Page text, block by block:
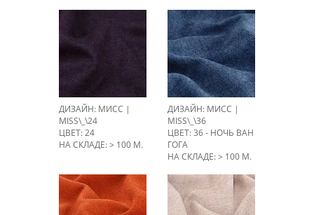
ДИЗАЙН: МИСС |
MISS\_\24
ЦВЕТ: 24
НА СКЛАДЕ: > 100 М.
ДИЗАЙН: МИСС |
MISS\_\36
ЦВЕТ: 36 - НОЧЬ ВАН
ГОГА
НА СКЛАДЕ: > 100 М.